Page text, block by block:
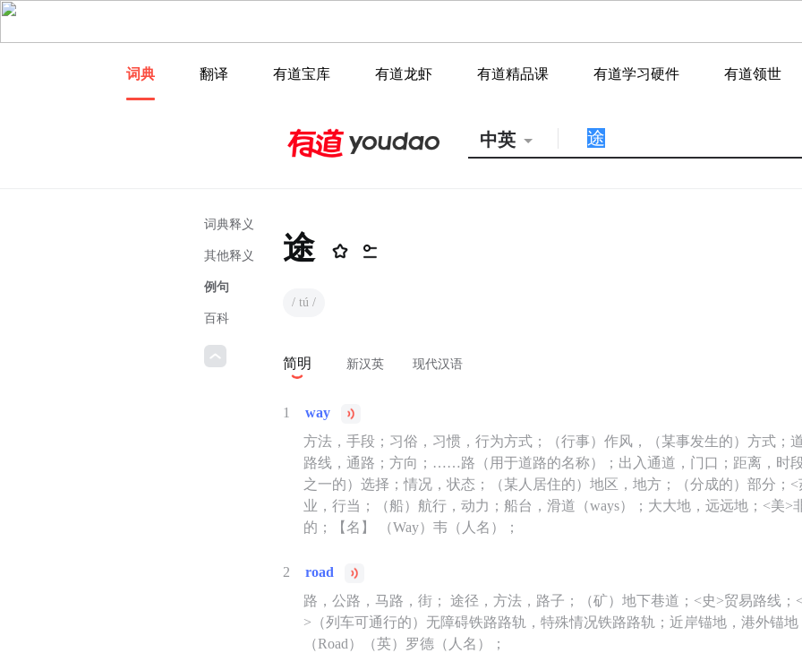
词典 翻译 有道宝库 有道龙虾 有道精品课 有道学习硬件 有道领世
中英
词典释义
其他释义
例句
百科
途
/ tú /
简明 新汉英 现代汉语
1
way
方法，手段；习俗，习惯，行为方式；（行事）作风，（某事发生的）方式；
路线，通路；方向；……路（用于道路的名称）；出入通道，门口；距离，时
之一的）选择；情况，状态；（某人居住的）地区，地方；（分成的）部分；
业，行当；（船）航行，动力；船台，滑道（ways）；大大地，远远地；<美>
的；【名】 （Way）韦（人名）；
2
road
路，公路，马路，街； 途径，方法，路子；（矿）地下巷道；<史>贸易路线；
>（列车可通行的）无障碍铁路路轨，特殊情况铁路路轨；近岸锚地，港外锚地
（Road）（英）罗德（人名）；